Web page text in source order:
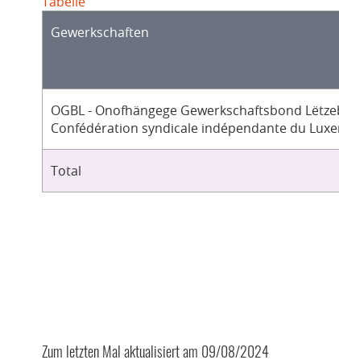
Gewerkschaften
OGBL - Onofhängege Gewerkschaftsbond
Confédération syndicale indépendante du
Total
Zum letzten Mal aktualisiert am 09/08/2024